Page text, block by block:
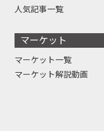
人気記事一覧
マーケット
マーケット一覧
マーケット解説動画